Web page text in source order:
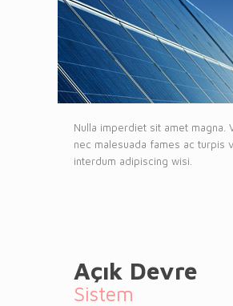
Nulla imperdiet sit amet magna.
nec malesuada fames ac turpis
interdum adipiscing wisi.
Açık Devre
Sistem